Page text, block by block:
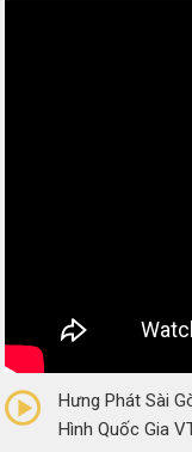
(0 Reviews)
Hưng Phát Sài
Hình Quốc Gia